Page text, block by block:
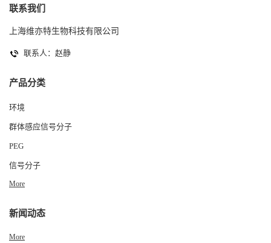
联系我们
上海维亦特生物科技有限公司
联系人：赵静
产品分类
环境
群体感应信号分子
PEG
信号分子
More
新闻动态
More